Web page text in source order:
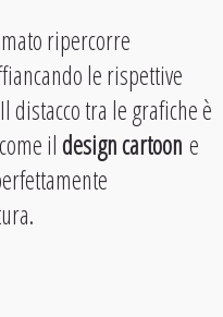
ripercorre
le rispettive
distacco tra le grafiche è
ildesign cartoon e